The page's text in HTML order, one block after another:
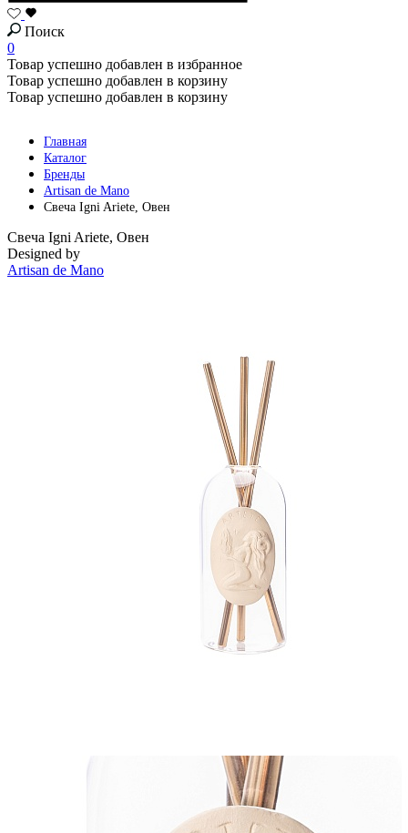
Поиск
0
Товар успешно добавлен в избранное
Товар успешно добавлен в корзину
Товар успешно добавлен в корзину
Главная
Каталог
Бренды
Artisan de Mano
Свеча Igni Ariete, Овен
Свеча Igni Ariete, Овен
Designed by
Artisan de Mano